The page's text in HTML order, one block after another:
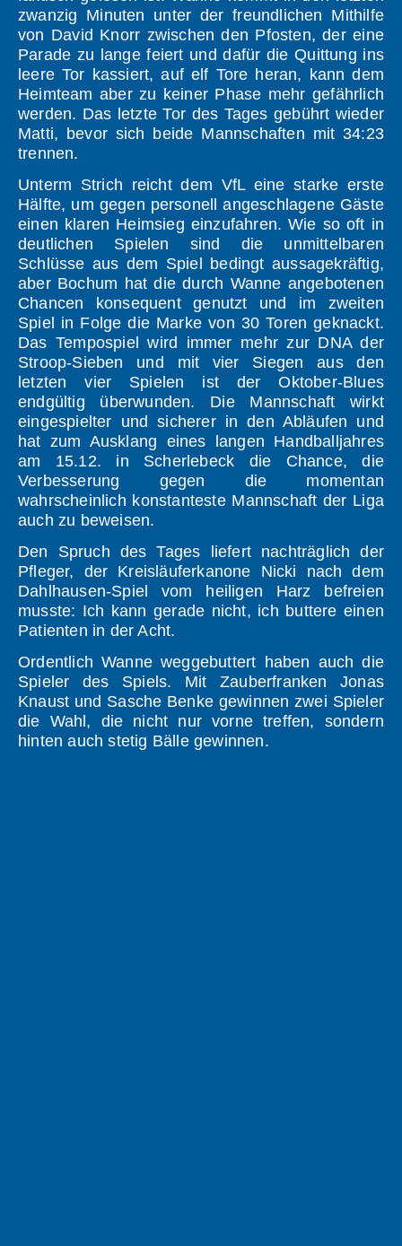
zwanzig Minuten unter der freundlichen Mithilfe
von David Knorr zwischen den Pfosten, der eine
Parade zu lange feiert und dafür die Quittung ins
leere Tor kassiert, auf elf Tore heran, kann dem
Heimteam aber zu keiner Phase mehr gefährlich
werden. Das letzte Tor des Tages gebührt wieder
Matti, bevor sich beide Mannschaften mit 34:23
trennen.
Unterm Strich reicht dem VfL eine starke erste
Hälfte, um gegen personell angeschlagene Gäste
einen klaren Heimsieg einzufahren. Wie so oft in
deutlichen Spielen sind die unmittelbaren
Schlüsse aus dem Spiel bedingt aussagekräftig,
aber Bochum hat die durch Wanne angebotenen
Chancen konsequent genutzt und im zweiten
Spiel in Folge die Marke von 30 Toren geknackt.
Das Tempospiel wird immer mehr zur DNA der
Stroop-Sieben und mit vier Siegen aus den
letzten vier Spielen ist der Oktober-Blues
endgültig überwunden. Die Mannschaft wirkt
eingespielter und sicherer in den Abläufen und
hat zum Ausklang eines langen Handballjahres
am 15.12. in Scherlebeck die Chance, die
Verbesserung gegen die momentan
wahrscheinlich konstanteste Mannschaft der Liga
auch zu beweisen.
Den Spruch des Tages liefert nachträglich der
Pfleger, der Kreisläuferkanone Nicki nach dem
Dahlhausen-Spiel vom heiligen Harz befreien
musste: Ich kann gerade nicht, ich buttere einen
Patienten in der Acht.
Ordentlich Wanne weggebuttert haben auch die
Spieler des Spiels. Mit Zauberfranken Jonas
Knaust und Sasche Benke gewinnen zwei Spieler
die Wahl, die nicht nur vorne treffen, sondern
hinten auch stetig Bälle gewinnen.